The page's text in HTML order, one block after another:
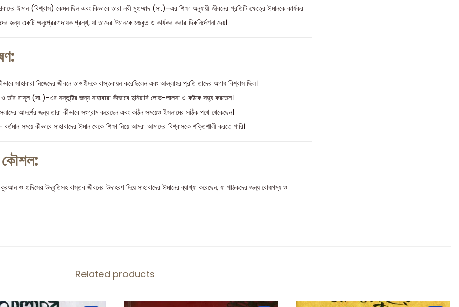
ঈমান (বিশ্বাস) কেমন ছিল এবং কিভাবে তারা নবী মুহাম্মাদ (সা.)-এর শিক্ষা অনুযায়ী জীবনের প্রতিটি ক্ষেত্রে ঈমানকে কার্যকর
জন্য একটি অনুপ্রেরণাদায়ক গ্রন্থ, যা তাদের ঈমানকে মজবুত ও কার্যকর করার দিকনির্দেশনা দেয়।
সাহাবারা নিজেদের জীবনে তাওহীদকে বাস্তবায়ন করেছিলেন এবং আল্লাহর প্রতি তাদের অগাধ বিশ্বাস ছিল।
রাসূল (সা.)-এর সন্তুষ্টির জন্য সাহাবারা কীভাবে দুনিয়াবি লোভ-লালসা ও কষ্টকে সহ্য করতেন।
আদর্শের জন্য তারা কীভাবে সংগ্রাম করেছেন এবং কঠিন সময়েও ইসলামের সঠিক পথে থেকেছেন।
সময়ে কীভাবে সাহাবাদের ঈমান থেকে শিক্ষা নিয়ে আমরা আমাদের বিশ্বাসকে শক্তিশালী করতে পারি।
কৌশল:
ও হাদিসের উদ্ধৃতিসহ বাস্তব জীবনের উদাহরণ দিয়ে সাহাবাদের ঈমানের ব্যাখ্যা করেছেন, যা পাঠকদের জন্য বোধগম্য ও
Related products